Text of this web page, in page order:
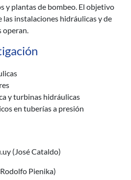
y plantas de bombeo. El objetivo
las instalaciones hidráulicas y de
operan.
y turbinas hidráulicas
en tuberías a presión
(José Cataldo)
Pienika)